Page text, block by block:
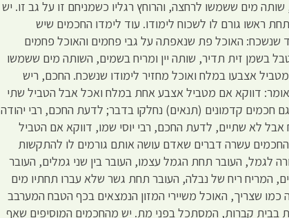
מים ששמשו לרחצה, והרוחץ רגליו כשמניחם זו על גב זו. יש
ראשו גורם לו לשכוח לימודו. עוד לימדו החכמים שיש
שנשכח: האוכל פת שנאפתה על גבי פחמים והאוכל פחמים
בשמן זית תדיר, שותה יין ומריח בשמים, השותה מים ששמשו
אצבעו במלח ואוכל מחזיר לימודו שנשכח. החכם, ריש
דווקא אם מטביל אצבע אחת במלח ואכל אבל הטביל שתי
חכמים קדמונים (תנאים) נחלקו בדבר; לדעת החכם, רבי יהודה
לא שתיים, לדעת החכם, רבי יוסי שמו, דווקא אם הטביל
עשרה דברים שאדם עושה אותם גורמים לו להתקשות
לגמל, העובר תחת הגמל עצמו, העובר בין שני גמלים, העובר
המריח ריח של נבלה, העובר תחת גשר שלא עברו תחתיו מים
שצריך, האוכל משיירי המזון הנמצאים בכף הטבח המערבב
קברות, המסתכל בפני מת. יש מהחכמים המוסיפים שאף